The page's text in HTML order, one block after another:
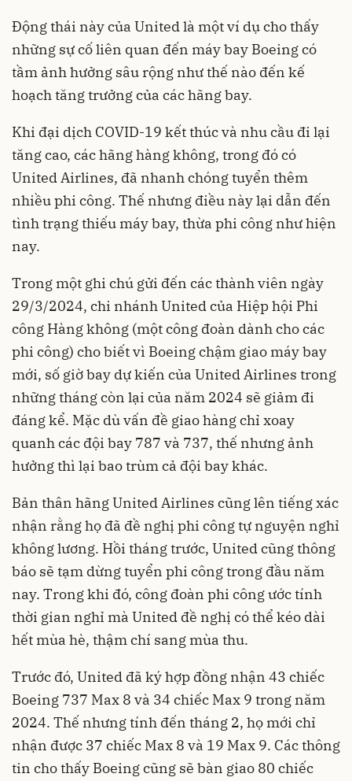
Động thái này của United là một ví dụ cho thấy
những sự cố liên quan đến máy bay Boeing có
tầm ảnh hưởng sâu rộng như thế nào đến kế
hoạch tăng trưởng của các hãng bay.
Khi đại dịch COVID-19 kết thúc và nhu cầu đi lại
tăng cao, các hãng hàng không, trong đó có
United Airlines, đã nhanh chóng tuyển thêm
nhiều phi công. Thế nhưng điều này lại dẫn đến
tình trạng thiếu máy bay, thừa phi công như hiện
nay.
Trong một ghi chú gửi đến các thành viên ngày
29/3/2024, chi nhánh United của Hiệp hội Phi
công Hàng không (một công đoàn dành cho các
phi công) cho biết vì Boeing chậm giao máy bay
mới, số giờ bay dự kiến của United Airlines trong
những tháng còn lại của năm 2024 sẽ giảm đi
đáng kể. Mặc dù vấn đề giao hàng chỉ xoay
quanh các đội bay 787 và 737, thế nhưng ảnh
hưởng thì lại bao trùm cả đội bay khác.
Bản thân hãng United Airlines cũng lên tiếng xác
nhận rằng họ đã đề nghị phi công tự nguyện nghỉ
không lương. Hồi tháng trước, United cũng thông
báo sẽ tạm dừng tuyển phi công trong đầu năm
nay. Trong khi đó, công đoàn phi công ước tính
thời gian nghỉ mà United đề nghị có thể kéo dài
hết mùa hè, thậm chí sang mùa thu.
Trước đó, United đã ký hợp đồng nhận 43 chiếc
Boeing 737 Max 8 và 34 chiếc Max 9 trong năm
2024. Thế nhưng tính đến tháng 2, họ mới chỉ
nhận được 37 chiếc Max 8 và 19 Max 9. Các thông
tin cho thấy Boeing cũng sẽ bàn giao 80 chiếc